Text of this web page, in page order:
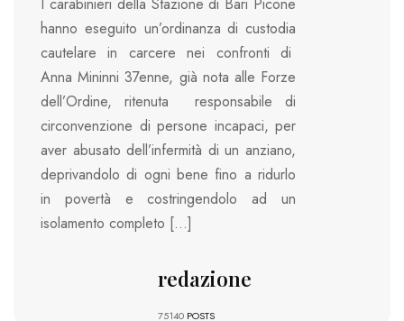
hanno eseguito un’ordinanza di custodia
cautelare in carcere nei confronti di
Anna Mininni 37enne, già nota alle Forze
dell’Ordine, ritenuta responsabile di
circonvenzione di persone incapaci, per
aver abusato dell’infermità di un anziano,
deprivandolo di ogni bene fino a ridurlo
in povertà e costringendolo ad un
isolamento completo […]
redazione
75140 POSTS